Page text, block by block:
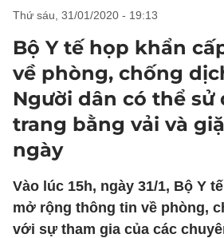
thứ sáu, 31/01/2020 - 19:13
Bộ Y tế họp khẩn
về phòng, chống
Người dân có thể sử
trang bằng vải và
ngày
Vào lúc 15h, ngày 31/1, Bộ Y
mở rộng thông tin về phòng,
với sự tham gia của các